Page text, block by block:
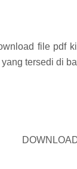
file pdf
tersedi di